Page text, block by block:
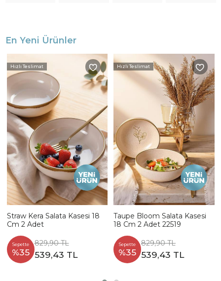
En Yeni Ürünler
Hızlı Teslimat
Straw Kera Salata Kasesi 18
Cm 2 Adet
Sepette
%35
829,90 TL
539,43 TL
Hızlı Teslimat
Taupe Bloom Salata Kasesi
18 Cm 2 Adet 22519
Sepette
%35
829,90 TL
539,43 TL